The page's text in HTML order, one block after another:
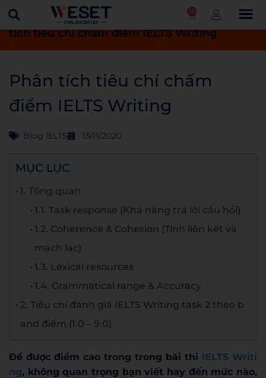
0
Trang chủ Blog Blog IELTS
Phân
tích tiêu chí chấm điểm IELTS Writing
Phân tích tiêu chí chấm
điểm IELTS Writing
Blog IELTS 13/11/2020
MỤC LỤC
1. Tổng quan
1.1. Task response (Khả năng trả lời câu hỏi)
1.2. Coherence & Cohesion (Tính liên kết và
mạch lạc)
1.3. Lexical resources
1.4. Grammatical range & Accuracy
2. Tiêu chí đánh giá IELTS Writing task 2 theo b
and điểm (1.0 – 9.0)
Để được điểm cao trong trong bài thi IELTS Writi
ng, không quan trọng bạn viết hay đến mức nào,